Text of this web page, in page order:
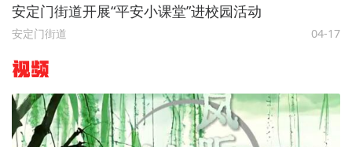
安定门街道开展“平安小课堂”进校园活动
安定门街道 04-17
视频